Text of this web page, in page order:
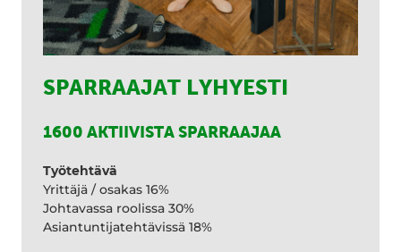
SPARRAAJAT LYHYESTI
1600 AKTIIVISTA SPARRAAJAA
Työtehtävä
Yrittäjä / osakas 16%
Johtavassa roolissa 30%
Asiantuntijatehtävissä 18%